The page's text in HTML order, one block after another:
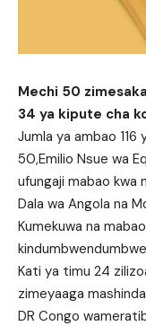
Mechi 50
34 ya kipute cha
Jumla ya ambao
50,Emilio Nsue wa
ufungaji mabao kwa
Dala wa Angola na
Kumekuwa na
Kati ya timu 24
zimeyaaga
DR Congo